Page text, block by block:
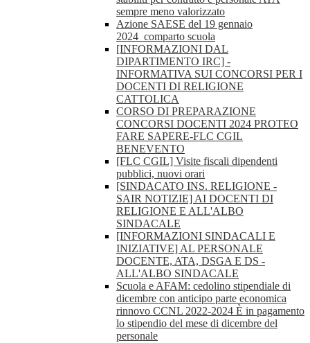
sempre meno valorizzato
Azione SAESE del 19 gennaio
2024_comparto scuola
[INFORMAZIONI DAL
DIPARTIMENTO IRC] -
INFORMATIVA SUI CONCORSI PER I
DOCENTI DI RELIGIONE
CATTOLICA
CORSO DI PREPARAZIONE
CONCORSI DOCENTI 2024 PROTEO
FARE SAPERE-FLC CGIL
BENEVENTO
[FLC CGIL] Visite fiscali dipendenti
pubblici, nuovi orari
[SINDACATO INS. RELIGIONE -
SAIR NOTIZIE] AI DOCENTI DI
RELIGIONE E ALL'ALBO
SINDACALE
[INFORMAZIONI SINDACALI E
INIZIATIVE] AL PERSONALE
DOCENTE, ATA, DSGA E DS -
ALL'ALBO SINDACALE
Scuola e AFAM: cedolino stipendiale di
dicembre con anticipo parte economica
rinnovo CCNL 2022-2024 È in pagamento
lo stipendio del mese di dicembre del
personale